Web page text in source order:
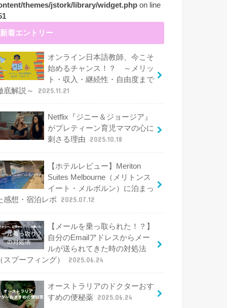
themes/jstork/library/widget.php on line
新着エントリー
オンライン日本語教師、今こそ
始めるチャンス！？ ～メリッ
ト・収入・継続性・自由度まで
底解説～
2025.11.21
Netflix『ジニー＆ジョージア』
がプレティーン育児ママの心に
刺さる理由
2025.10.18
【ホテルレビュー】Meriton
Suites Melbourne（メリトンス
イート・メルボルン）に泊まっ
感想・宿泊レポ
2025.07.12
【メールを乗っ取られた！？】
自分のEmailアドレスからメー
ルが送られてきた時の対処法
（スプーフィング）
2025.06.24
オーストラリアのドクターおす
すめの便秘薬 2025.06.24